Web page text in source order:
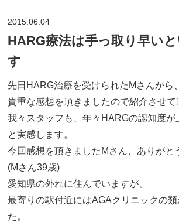
2015.06.04
HARG療法は手っ取り早い
す
先日HARG治療を受けられたMさんから、
貴重な感想を頂きましたので紹介させて
我々スタッフも、年々HARGの認知度が
と実感します。
今回感想を頂きましたMさん、ありがと
(Mさん39歳)
愛知県の外れに住んでいますが、
最寄りの駅付近にはAGAクリニックの
た。